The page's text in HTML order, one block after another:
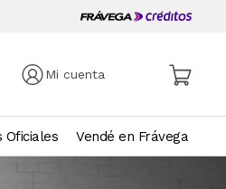
Mi cuenta
Oficiales Vendé en Frávega